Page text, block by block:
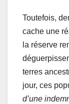
Toutefois,
cache une
la réserve
terres
jour, ces
d’une